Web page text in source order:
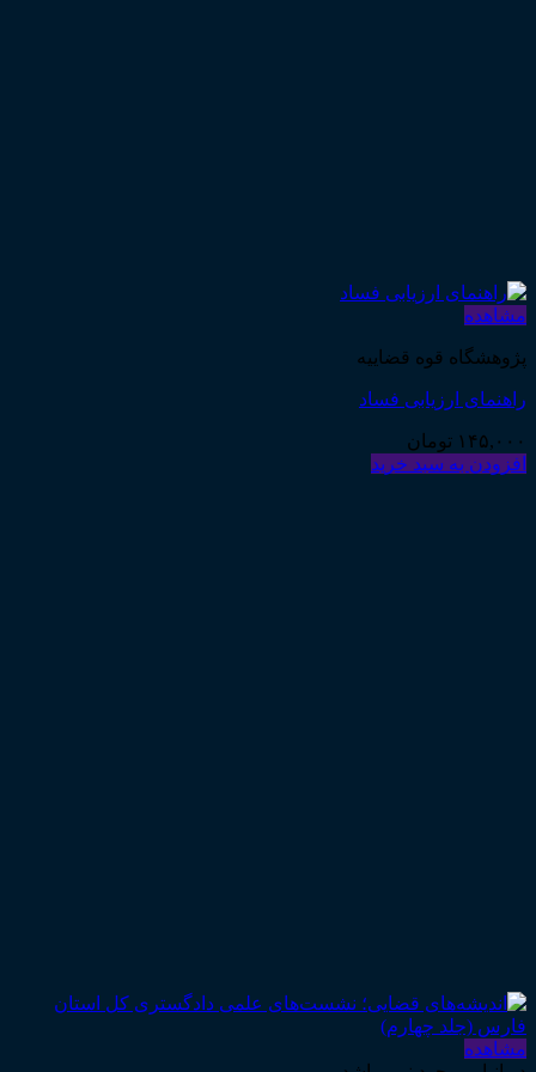
مشاهده
پژوهشگاه قوه قضاییه
راهنمای ارزیابی فساد
۱۴۵,۰۰۰ تومان
افزودن به سبد خرید
مشاهده